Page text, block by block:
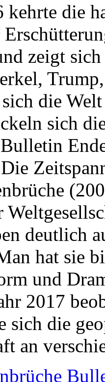
kehrte die
zeigt
die
sich
deutlich
hat sie
und
2017
sich die
an